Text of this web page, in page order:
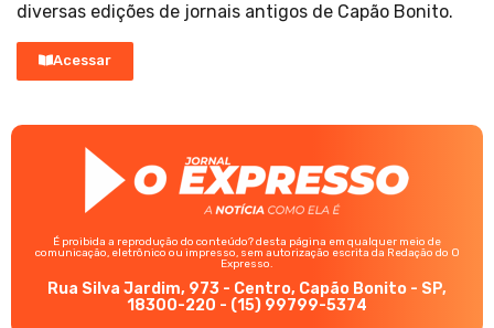
diversas edições de jornais antigos de Capão Bonito.
Acessar
É proibida a reprodução do conteúdo? desta página em qualquer meio de
comunicação, eletrônico ou impresso, sem autorização escrita da Redação do O
Expresso.
Rua Silva Jardim, 973 - Centro, Capão Bonito - SP,
18300-220 - (15) 99799-5374